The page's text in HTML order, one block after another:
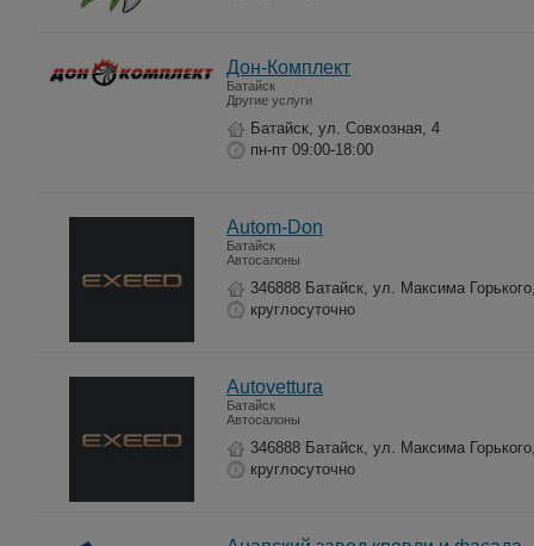
Дон-Комплект
Батайск
Другие услуги
Батайск, ул. Совхозная, 4
пн-пт 09:00-18:00
Autom-Don
Батайск
Автосалоны
346888 Батайск, ул. Максима
круглосуточно
Autovettura
Батайск
Автосалоны
346888 Батайск, ул. Максима
круглосуточно